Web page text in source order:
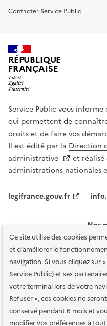
Ce site utilise des cookies
et d'améliorer le
navigation. Si vous cliquez sur
Service Public) et ses
votre terminal lors de votre
Refuser », ces cookies ne
conservé pendant 6 mois et
modifier vos préférences à
Contacter Service Public
RÉPUBLIQUE
FRANÇAISE
Service Public vous
qui permettent de
droits et de faire vos
Il est édité par la Direction
administrative
et
administrations nationales
legifrance.gouv.fr
Nos
Plan du site Accessibilité :
services en ligne Mentions